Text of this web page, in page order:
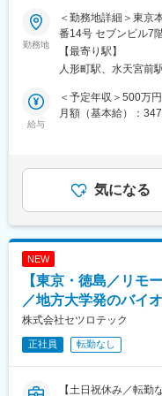
おける企画担当者や
す。お客様のイメー
もあり、中長期的に
※一人立ちしたメン
■特徴・魅力：
1.ニッチな業界で安
る強みを持っており
す。
2.自身の携わったプ
わるチャンスもあり
変更の範囲：会社の
■募集背景：
当社は「多様な遺伝
というミッションの
の困難さや、その他
持続可能な農業技術
SDGs社会の実現を
これにより、これま
を活用した品種改良
ます。
この新しい技術を国
めてくださる方を募
■業務内容：
・展示会やメディア
（・海外販路開拓）
勤務地
＜勤務地詳細＞東京
番14号 セブンビル7
【最寄り駅】
人形町駅、水天宮前
給与
＜予定年収＞500万
月額（基本給）：
気になる
NEW
【東京・徳島／リモ
／地方大学発のバイ
株式会社セツロテック
正社員 転勤なし
【土日祝休み／転